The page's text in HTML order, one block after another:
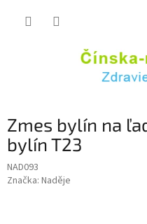
Zmes bylín na
bylín T23
NAD093
Značka: Naděje